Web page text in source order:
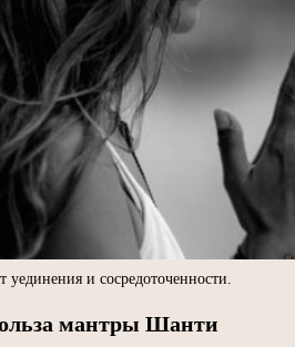
уединения и сосредоточенности.
мантры Шанти